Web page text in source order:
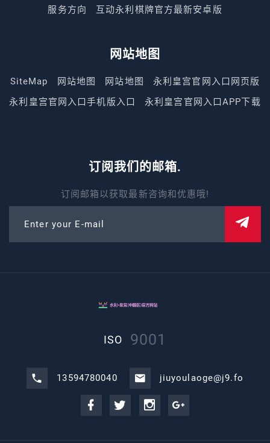
服务方向
互动永利棋牌官方最新安卓版
网站地图
SiteMap 网站地图 网站地图
永利皇宫官网入口网页版
永利皇宫官网入口手机版入口
永利皇宫官网入口APP下载
订阅我们的邮箱.
订阅邮箱以获取最新咨询和优惠哦!
Enter your E-mail
ISO 9001
13594780040 jiuyoulaoge@j9.fo